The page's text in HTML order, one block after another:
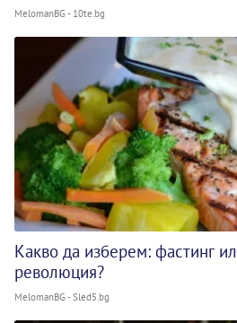
MelomanBG - 10te.bg
Какво да изберем: фастинг
революция?
MelomanBG - Sled5.bg